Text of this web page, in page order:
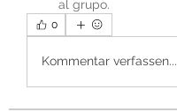
al grupo.
0
Kommentar verfassen...